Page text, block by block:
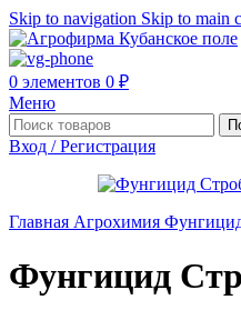
Skip to navigation Skip to main
0 элементов 0 ₽
Меню
Вход / Регистрация
Главная Агрохимия
Фунгицид